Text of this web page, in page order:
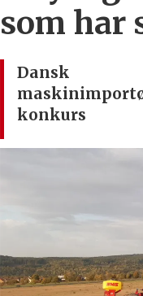
som har
Dansk
konkurs